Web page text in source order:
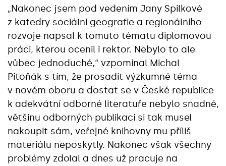
„Nakonec jsem pod vedením Jany Spilkové
z katedry sociální geografie a regionálního
rozvoje napsal k tomuto tématu diplomovou
práci, kterou ocenil i rektor. Nebylo to ale
vůbec jednoduché,“ vzpomínal Michal
Pitoňák s tím, že prosadit výzkumné téma
v novém oboru a dostat se v České republice
k adekvátní odborné literatuře nebylo snadné,
většinu odborných publikací si tak musel
nakoupit sám, veřejné knihovny mu příliš
materiálu neposkytly. Nakonec však všechny
problémy zdolal a dnes už pracuje na